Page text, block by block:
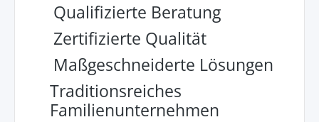
Qualifizierte Beratung
Zertifizierte Qualität
Maßgeschneiderte Lösungen
Traditionsreiches
Familienunternehmen